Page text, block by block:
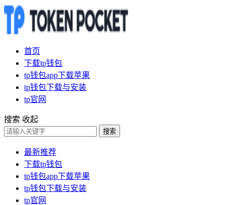
首页
下载tp钱包
tp钱包app下载苹果
tp钱包下载与安装
tp官网
搜索 收起
搜索
最新推荐
下载tp钱包
tp钱包app下载苹果
tp钱包下载与安装
tp官网